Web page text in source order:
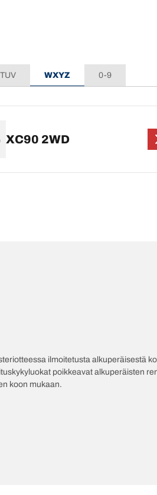
TUV WXYZ 0-9
XC90 2WD
ilmoitetusta alkuperäisestä
poikkeavat alkuperäisten
koon mukaan.